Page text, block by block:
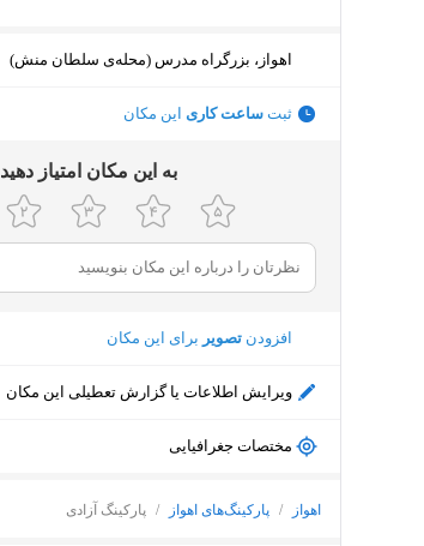
اهواز، بزرگراه مدرس (محله‌ی سلطان منش)
ثبت ساعت کاری این مکان
ﺑﻪ اﯾﻦ ﻣﮑﺎن اﻣﺘﯿﺎز دﻫﯿﺪ
افزودن تصویر برای این مکان
ویرایش اطلاعات یا گزارش تعطیلی این مکان
مختصات جغرافیایی
اهواز / پارکینگ‌های اهواز / پارکینگ آزادی